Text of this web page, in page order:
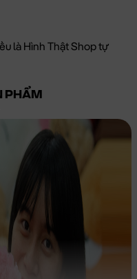
là Hình Thật Shop tự
PHẨM